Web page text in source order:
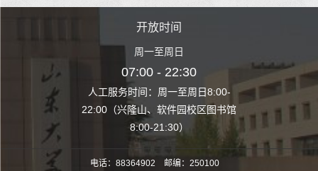
至周日8:00-
园校区图书馆
开放时间
周一至周日
07:00 - 22:30
人工服务时间：周一至周日8:00-
22:00（兴隆山、软件园校区图书馆
8:00-21:30）
人工服务时间
22:00（兴隆山
电话：88364902 邮编：250100